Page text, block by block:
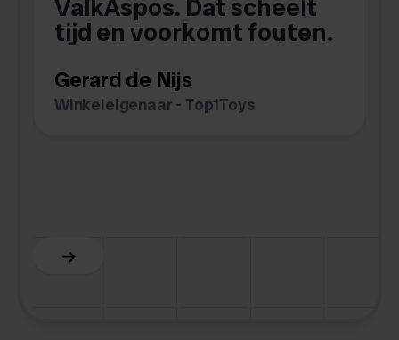
ValkAspos. Dat scheelt
tijd en voorkomt fouten.
Gerard de Nijs
Winkeleigenaar - Top1Toys
Slide 5 of 6.